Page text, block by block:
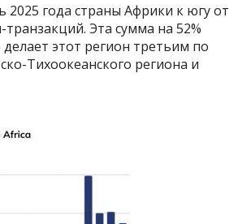
2025 года страны Африки к югу от
Эта сумма на 52%
этот регион третьим по
Тихоокеанского региона и